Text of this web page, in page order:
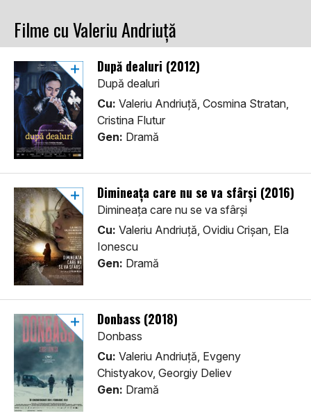
Filme cu Valeriu Andriuță
După dealuri (2012)
După dealuri
Cu: Valeriu Andriuță, Cosmina Stratan,
Cristina Flutur
Gen: Dramă
Dimineața care nu se va sfârși (2016)
Dimineața care nu se va sfârși
Cu: Valeriu Andriuță, Ovidiu Crișan, Ela
Ionescu
Gen: Dramă
Donbass (2018)
Donbass
Cu: Valeriu Andriuță, Evgeny
Chistyakov, Georgiy Deliev
Gen: Dramă